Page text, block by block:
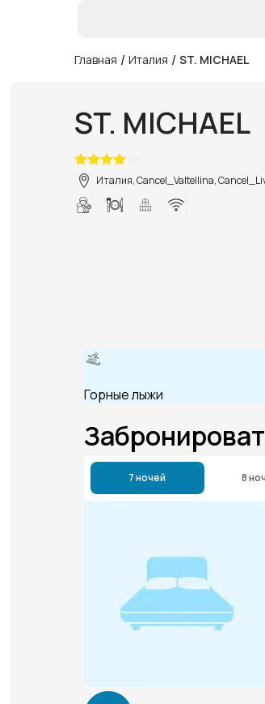
Главная / Италия / ST. MICHAEL
ST. MICHAEL
Италия, Cancel_Valtellina,
Горные лыжи
7 ночей 8